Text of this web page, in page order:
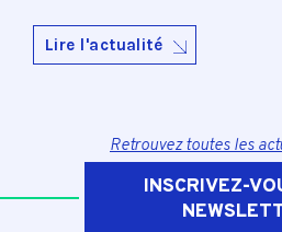
Lire l'actualité
Retrouvez toutes les
INSCRIVEZ-